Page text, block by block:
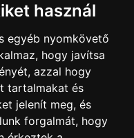
használ
egyéb nyomkövető
hogy javítsa
azzal hogy
tartalmakat és
jelenít meg, és
forgalmát, hogy